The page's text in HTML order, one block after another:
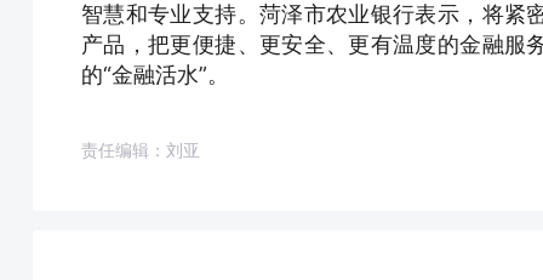
智慧和专业支持。菏泽市农业银行表示，将紧
产品，把更便捷、更安全、更有温度的金融服
的“金融活水”。
责任编辑：刘亚